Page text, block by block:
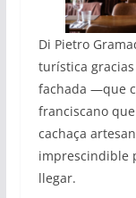
Di Pietro
turística
fachada —que
franciscano
cachaça
imprescindible
llegar.